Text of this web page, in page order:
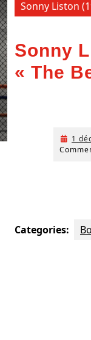
Sonny Liston
Sonny
« The
1
Categories: